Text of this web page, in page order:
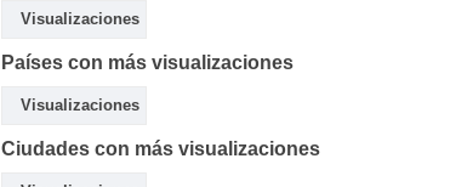
Visualizaciones
Países con más visualizaciones
Visualizaciones
Ciudades con más visualizaciones